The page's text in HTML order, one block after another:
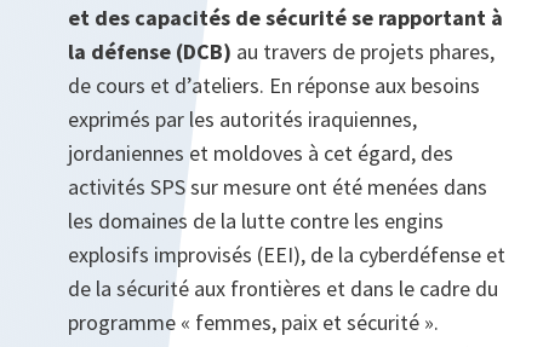
et des capacités de sécurité se rapportant à
la défense (DCB) au travers de projets phares,
de cours et d’ateliers. En réponse aux besoins
exprimés par les autorités iraquiennes,
jordaniennes et moldoves à cet égard, des
activités SPS sur mesure ont été menées dans
les domaines de la lutte contre les engins
explosifs improvisés (EEI), de la cyberdéfense et
de la sécurité aux frontières et dans le cadre du
programme « femmes, paix et sécurité ».